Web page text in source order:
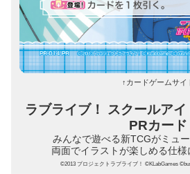
↑カードゲームサイ
ラブライブ！ スクールア
PRカード
みんなで遊べる新TCGがミュ
両面でイラストが楽しめる仕様
©2013 プロジェクトラブライブ！ ©KLabGames